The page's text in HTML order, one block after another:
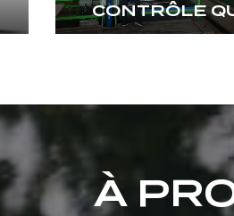
CONTRÔLE
À